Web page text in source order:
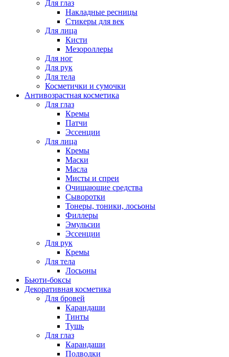
Для глаз
Накладные ресницы
Стикеры для век
Для лица
Кисти
Мезороллеры
Для ног
Для рук
Для тела
Косметички и сумочки
Антивозрастная косметика
Для глаз
Кремы
Патчи
Эссенции
Для лица
Кремы
Маски
Масла
Мисты и спреи
Очищающие средства
Сыворотки
Тонеры, тоники, лосьоны
Филлеры
Эмульсии
Эссенции
Для рук
Кремы
Для тела
Лосьоны
Бьюти-боксы
Декоративная косметика
Для бровей
Карандаши
Тинты
Тушь
Для глаз
Карандаши
Подводки